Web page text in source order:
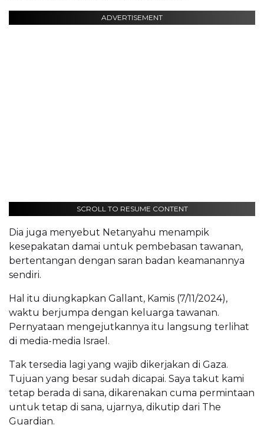
ADVERTISEMENT
SCROLL TO RESUME CONTENT
Dia juga menyebut Netanyahu menampik
kesepakatan damai untuk pembebasan tawanan,
bertentangan dengan saran badan keamanannya
sendiri.
Hal itu diungkapkan Gallant, Kamis (7/11/2024),
waktu berjumpa dengan keluarga tawanan.
Pernyataan mengejutkannya itu langsung terlihat
di media-media Israel.
Tak tersedia lagi yang wajib dikerjakan di Gaza.
Tujuan yang besar sudah dicapai. Saya takut kami
tetap berada di sana, dikarenakan cuma permintaan
untuk tetap di sana, ujarnya, dikutip dari The
Guardian.